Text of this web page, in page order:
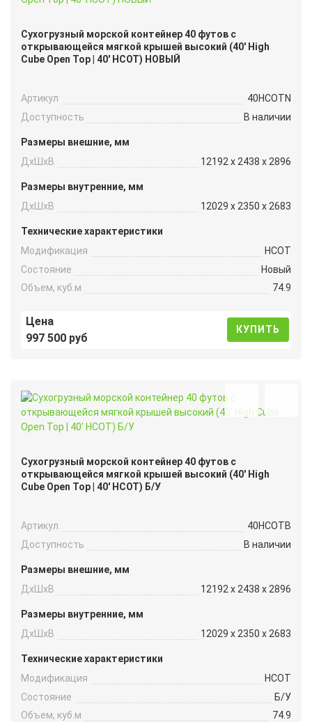
Сухогрузный морской контейнер 40 футов с
открывающейся мягкой крышей высокий (40′ High
Cube Open Top | 40′ HCOT) НОВЫЙ
Артикул
40HCOTN
Доступность
В наличии
Размеры внешние, мм
ДxШxВ
12192 x 2438 x 2896
Размеры внутренние, мм
ДxШxВ
12029 x 2350 x 2683
Технические характеристики
Модификация
HCOT
Состояние
Новый
Объем, куб.м
74.9
Цена
997 500 руб
КУПИТЬ
Сухогрузный морской контейнер 40 футов с
открывающейся мягкой крышей высокий (40′ High
Cube Open Top | 40′ HCOT) Б/У
Артикул
40HCOTB
Доступность
В наличии
Размеры внешние, мм
ДxШxВ
12192 x 2438 x 2896
Размеры внутренние, мм
ДxШxВ
12029 x 2350 x 2683
Технические характеристики
Модификация
HCOT
Состояние
Б/У
Объем, куб.м
74.9